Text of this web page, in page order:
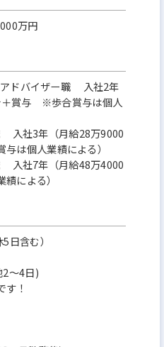
万円
バイザー職 入社2年
＋賞与 ※歩合賞与は個人
社3年（月給28万9000
は個人業績による）
社7年（月給48万4000
による）
日含む）
～4日)
！